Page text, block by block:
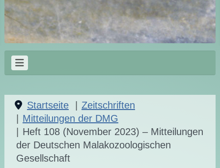
Startseite
Zeitschriften
Mitteilungen der DMG
Heft 108 (November 2023) – Mitteilungen
der Deutschen Malakozoologischen
Gesellschaft